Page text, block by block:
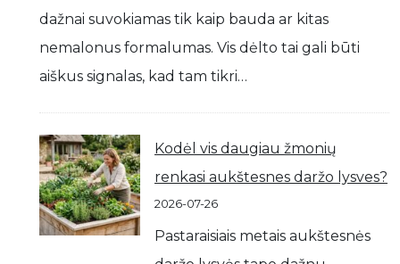
dažnai suvokiamas tik kaip bauda ar kitas
nemalonus formalumas. Vis dėlto tai gali būti
aiškus signalas, kad tam tikri…
Kodėl vis daugiau žmonių
renkasi aukštesnes daržo lysves?
2026-07-26
Pastaraisiais metais aukštesnės